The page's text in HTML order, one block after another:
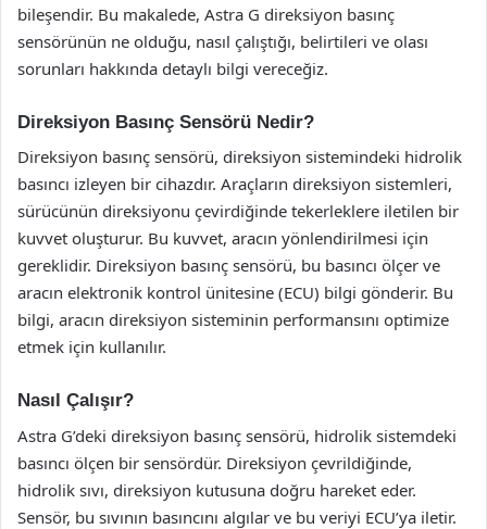
bileşendir. Bu makalede, Astra G direksiyon basınç
sensörünün ne olduğu, nasıl çalıştığı, belirtileri ve olası
sorunları hakkında detaylı bilgi vereceğiz.
Direksiyon Basınç Sensörü Nedir?
Direksiyon basınç sensörü, direksiyon sistemindeki hidrolik
basıncı izleyen bir cihazdır. Araçların direksiyon sistemleri,
sürücünün direksiyonu çevirdiğinde tekerleklere iletilen bir
kuvvet oluşturur. Bu kuvvet, aracın yönlendirilmesi için
gereklidir. Direksiyon basınç sensörü, bu basıncı ölçer ve
aracın elektronik kontrol ünitesine (ECU) bilgi gönderir. Bu
bilgi, aracın direksiyon sisteminin performansını optimize
etmek için kullanılır.
Nasıl Çalışır?
Astra G’deki direksiyon basınç sensörü, hidrolik sistemdeki
basıncı ölçen bir sensördür. Direksiyon çevrildiğinde,
hidrolik sıvı, direksiyon kutusuna doğru hareket eder.
Sensör, bu sıvının basıncını algılar ve bu veriyi ECU’ya iletir.